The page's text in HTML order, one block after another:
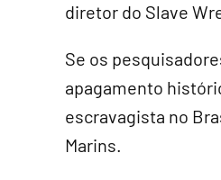
diretor do Slave
Se os
apagamento
escravagista no
Marins.